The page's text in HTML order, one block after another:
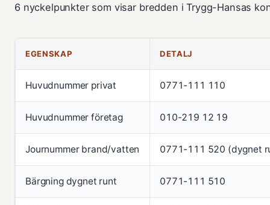
6 nyckelpunkter som visar bredden i Trygg-Hansas
EGENSKAP DETALJ
Huvudnummer privat 0771-111 110
Huvudnummer företag 010-219 12 19
Journummer brand/vatten 0771-111 520 (dygnet
Bärgning dygnet runt 0771-111 510